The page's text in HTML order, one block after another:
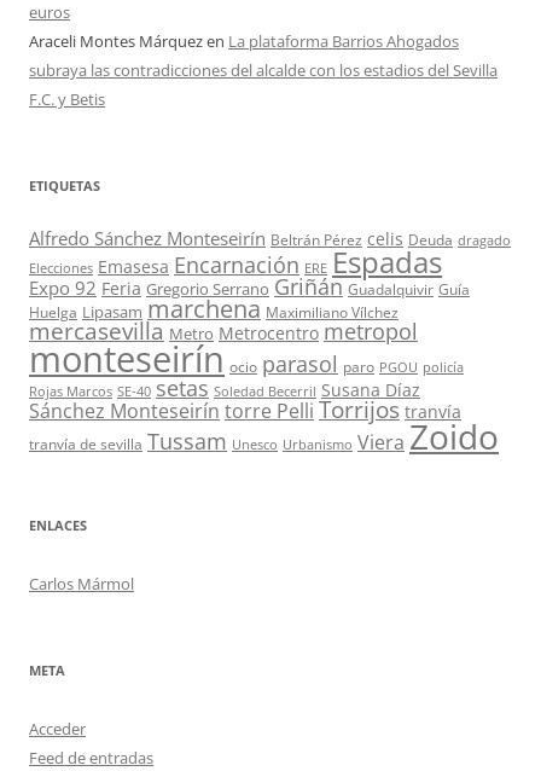
euros
Araceli Montes Márquezen La plataforma Barrios Ahogados
subraya las contradicciones del alcalde con los estadios del Sevilla
F.C. y Betis
ETIQUETAS
Alfredo Sánchez Monteseirín Beltrán Pérez celis Deuda dragado
Elecciones Emasesa Encarnación ERE Espadas
Expo 92 Feria Gregorio Serrano Griñán Guadalquivir Guía
Huelga Lipasam marchena Maximiliano Vílchez
mercasevilla Metro Metrocentro metropol
monteseirín ocio parasol paro PGOU policía
Rojas Marcos SE-40 setas Soledad Becerril Susana Díaz
Sánchez Monteseirín torre Pelli Torrijos tranvía
tranvía de sevilla Tussam Unesco Urbanismo Viera Zoido
ENLACES
Carlos Mármol
META
Acceder
Feed de entradas